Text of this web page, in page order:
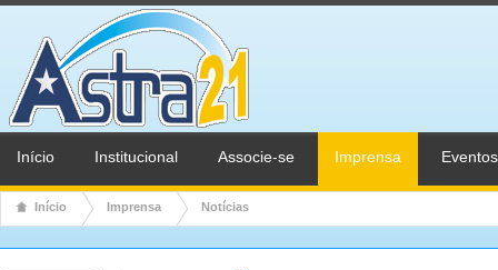
Início Institucional Associe-se Imprensa Eventos
Início Imprensa Notícias